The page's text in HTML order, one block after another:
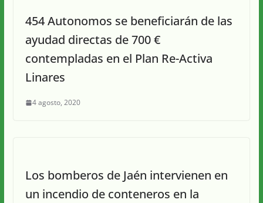
454 Autonomos se beneficiarán de las
ayudad directas de 700 €
contempladas en el Plan Re-Activa
Linares
4 agosto, 2020
Los bomberos de Jaén intervienen en
un incendio de conteneros en la